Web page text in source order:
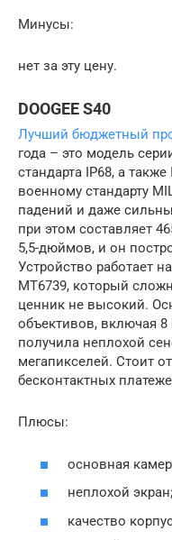
Минусы:
нет за эту цену.
DOOGEE S40
Лучший бюджетный
года – это модель
стандарта IP68, а
военному стандарту
падений и даже
при этом составляет
5,5-дюймов, и он
Устройство работает
MT6739, который
ценник не высокий.
объективов, включая
получила неплохой
мегапикселей. Стоит
бесконтактных
Плюсы:
основная
неплохой экран;
качество